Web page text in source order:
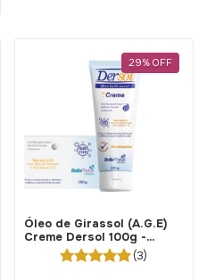
29% OFF
Óleo de Girassol (A.G.E)
Creme Dersol 100g -
BellaPhytus
(3)